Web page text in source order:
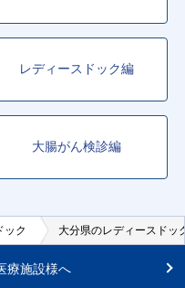
レディースドック編
大腸がん検診編
ック 大分県のレディースドッ
療施設様へ